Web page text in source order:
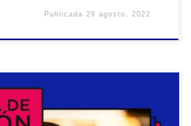
Publicada29 agosto, 2022